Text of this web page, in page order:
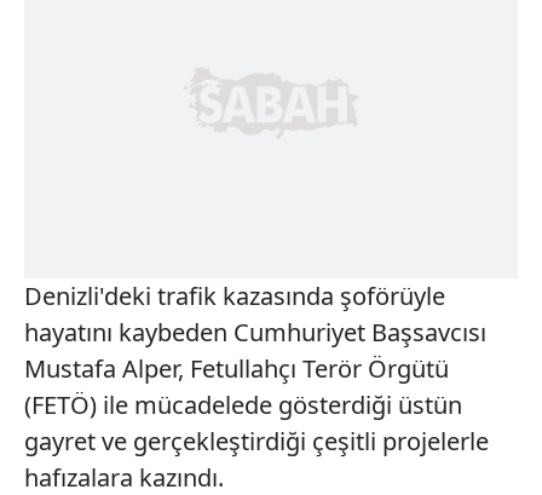
Denizli'deki trafik kazasında şoförüyle
hayatını kaybeden Cumhuriyet Başsavcısı
Mustafa Alper, Fetullahçı Terör Örgütü
(FETÖ) ile mücadelede gösterdiği üstün
gayret ve gerçekleştirdiği çeşitli projelerle
hafızalara kazındı.